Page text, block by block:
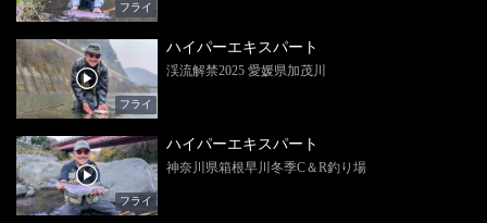
フライ
フライ
ハイパーエキスパート
渓流解禁2025 愛媛県加茂川
フライ
ハイパーエキスパート
神奈川県箱根早川冬季C＆R釣り場